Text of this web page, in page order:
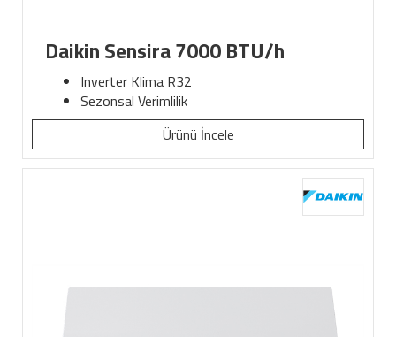
Daikin Sensira 7000 BTU/h
Inverter Klima R32
Sezonsal Verimlilik
Ürünü İncele